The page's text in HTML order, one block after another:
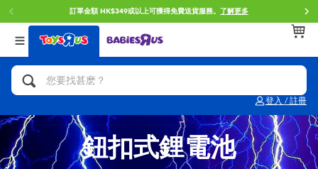
訂單金額 HK$349或以上可獲得免費送貨服務。 了解更多
登入 / 註冊
返回
分類目錄
人氣英雄,角色扮演,射擊玩具
單車,滑板車,騎乘車
拼砌組合及樂高LEGO
返回
品牌
Brunch Brother 早午餐兄弟
Toy Story反斗奇兵
Spider-Man蜘蛛俠
返回
年齢
0~2歳
3~4歳
5~7歳鈕扣式鋰電池